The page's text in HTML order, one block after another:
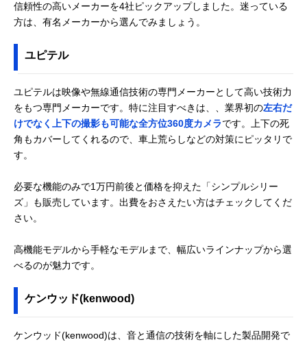
信頼性の高いメーカーを4社ピックアップしました。迷っている
方は、有名メーカーから選んでみましょう。
ユピテル
ユピテルは映像や無線通信技術の専門メーカーとして高い技術力
をもつ専門メーカーです。特に注目すべきは、、業界初の左右だ
けでなく上下の撮影も可能な全方位360度カメラです。上下の死
角もカバーしてくれるので、車上荒らしなどの対策にピッタリで
す。
必要な機能のみで1万円前後と価格を抑えた「シンプルシリー
ズ」も販売しています。出費をおさえたい方はチェックしてくだ
さい。
高機能モデルから手軽なモデルまで、幅広いラインナップから選
べるのが魅力です。
ケンウッド(kenwood)
ケンウッド(kenwood)は、音と通信の技術を軸にした製品開発で